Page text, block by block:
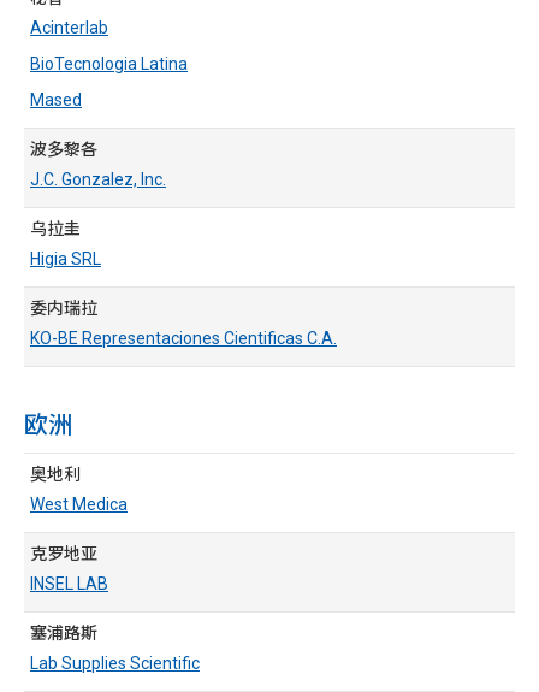
Acinterlab
BioTecnologia Latina
Mased
波多黎各
J.C. Gonzalez, Inc.
乌拉圭
Higia SRL
委内瑞拉
KO-BE Representaciones Cientificas C.A.
欧洲
奥地利
West Medica
克罗地亚
INSEL LAB
塞浦路斯
Lab Supplies Scientific